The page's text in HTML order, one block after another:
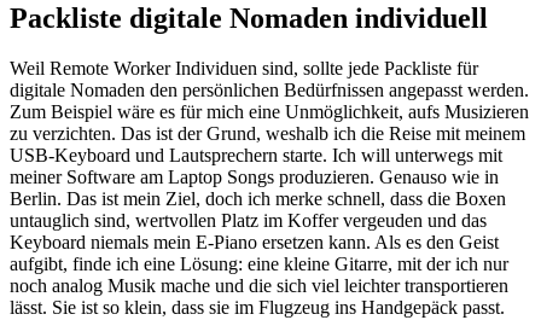
Packliste digitale Nomaden individuell
Weil Remote Worker Individuen sind, sollte jede Packliste für
digitale Nomaden den persönlichen Bedürfnissen angepasst werden.
Zum Beispiel wäre es für mich eine Unmöglichkeit, aufs Musizieren
zu verzichten. Das ist der Grund, weshalb ich die Reise mit meinem
USB-Keyboard und Lautsprechern starte. Ich will unterwegs mit
meiner Software am Laptop Songs produzieren. Genauso wie in
Berlin. Das ist mein Ziel, doch ich merke schnell, dass die Boxen
untauglich sind, wertvollen Platz im Koffer vergeuden und das
Keyboard niemals mein E-Piano ersetzen kann. Als es den Geist
aufgibt, finde ich eine Lösung: eine kleine Gitarre, mit der ich nur
noch analog Musik mache und die sich viel leichter transportieren
lässt. Sie ist so klein, dass sie im Flugzeug ins Handgepäck passt.